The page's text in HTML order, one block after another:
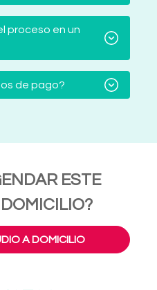
proceso en un
de pago?
ESTE
A DOMICILIO